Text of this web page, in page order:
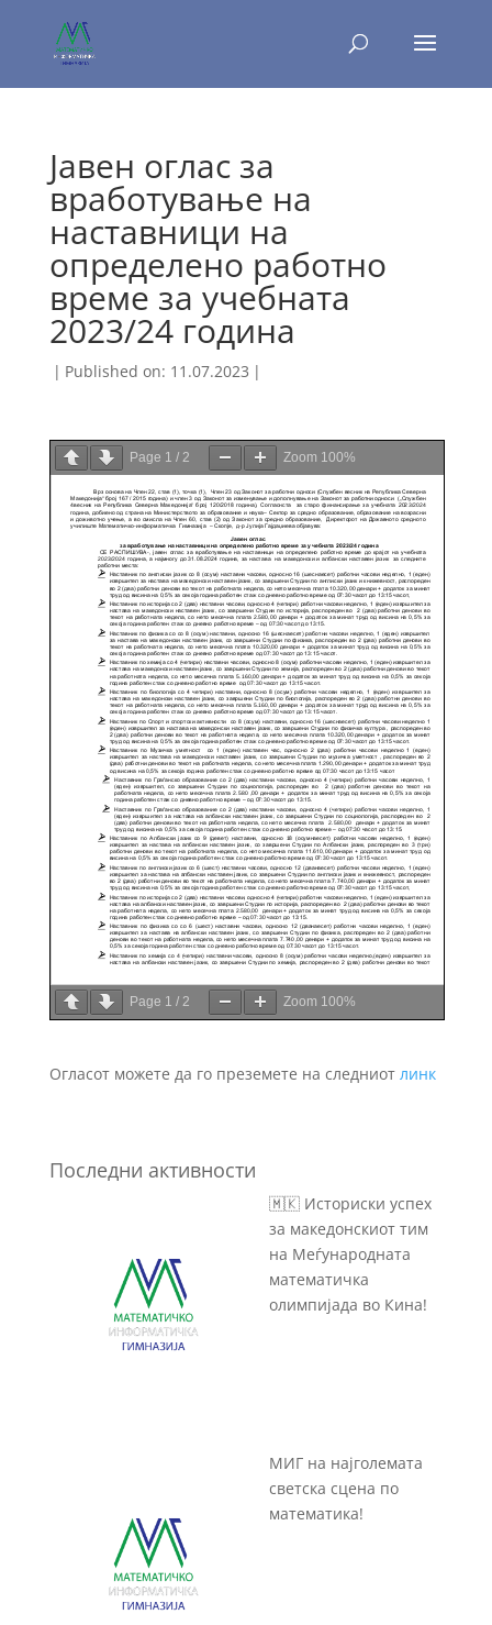
Јавен оглас за
вработување на
наставници на
определено работно
време за учебната
2023/24 година
| Published on: 11.07.2023 |
Page 1 / 2 Zoom 100%
Page 1 / 2 Zoom 100%
Огласот можете да го преземете на следниот линк
Последни активности
🇲🇰 Историски успех
за македонскиот тим
на Меѓународната
математичка
олимпијада во Кина!
МИГ на најголемата
светска сцена по
математика!